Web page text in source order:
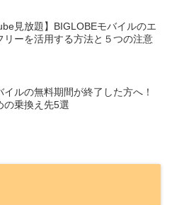
見放題】BIGLOBEモバイルのエ
リーを活用する方法と５つの注意
イルの無料期間が終了した方へ！
の乗換え先5選